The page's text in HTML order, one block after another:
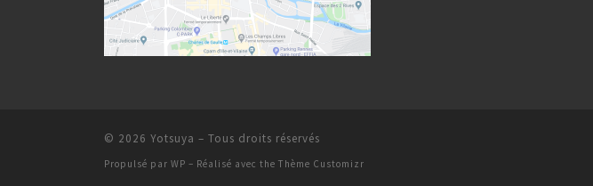
© 2026 Yotsuya – Tous droits réservés
Propulsé par WP – Réalisé avec the Thème Customizr